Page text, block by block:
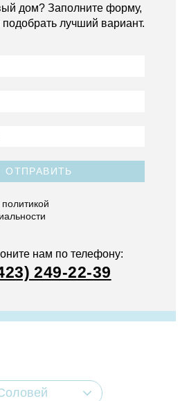
дом? Заполните форму,
лучший вариант.
ОТПРАВИТЬ
нам по телефону:
249-22-39